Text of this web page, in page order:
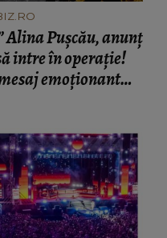
Pușcău, anunț
intre în operație!
emoționant